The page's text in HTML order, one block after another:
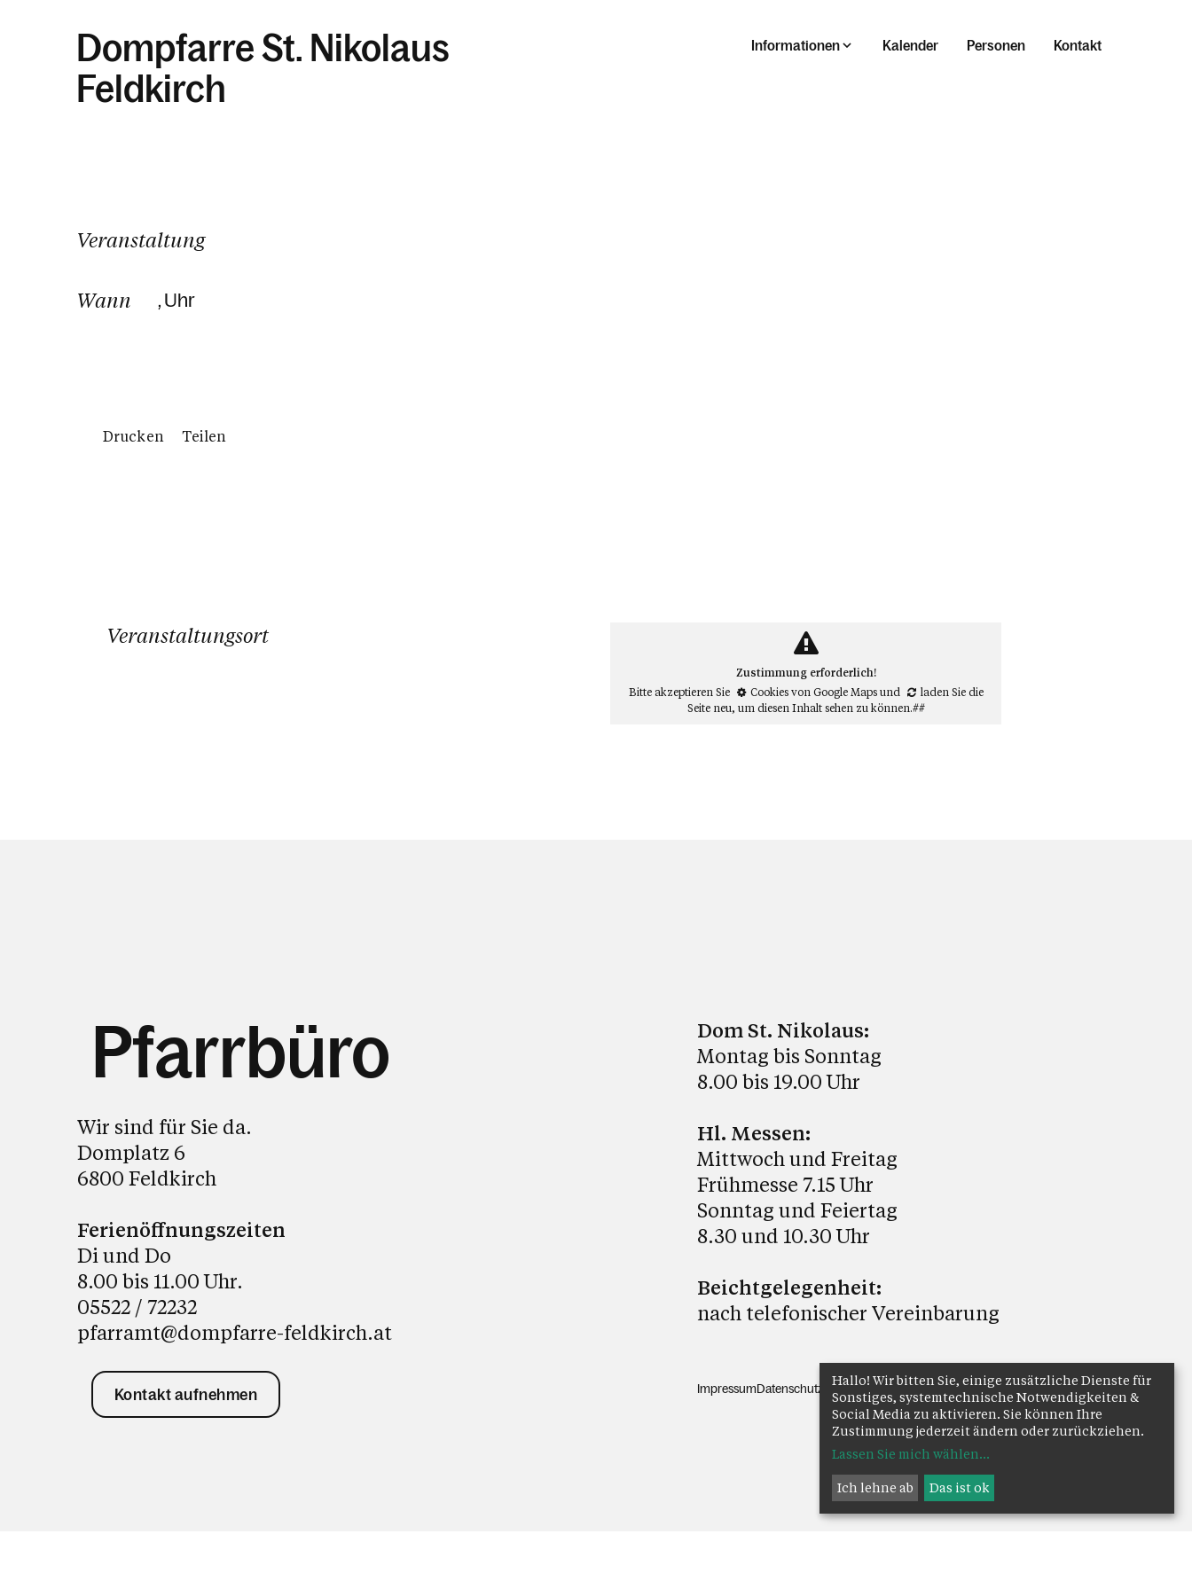
Dompfarre St. Nikolaus
Feldkirch
Informationen Kalender Personen Kontakt
Veranstaltung
Wann , Uhr
Drucken Teilen
Veranstaltungsort
Zustimmung erforderlich!
Bitte akzeptieren Sie
Cookies von Google Mapsund
laden Sie die
Seite neu, um diesen Inhalt sehen zu können.##
Pfarrbüro
Wir sind für Sie da.
Domplatz 6
6800 Feldkirch
Ferienöffnungszeiten
Di und Do
8.00 bis 11.00 Uhr.
05522 / 72232
pfarramt@dompfarre-feldkirch.at
Kontakt aufnehmen
Dom St. Nikolaus:
Montag bis Sonntag
8.00 bis 19.00 Uhr
Hl. Messen:
Mittwoch und Freitag
Frühmesse 7.15 Uhr
Sonntag und Feiertag
8.30 und 10.30 Uhr
Beichtgelegenheit:
nach telefonischer Vereinbarung
ImpressumDatenschutz Anmelden
Hallo! Wir bitten Sie, einige zusätzliche Dienste für
Sonstiges, systemtechnische Notwendigkeiten &
Social Media zu aktivieren. Sie können Ihre
Zustimmung jederzeit ändern oder zurückziehen.
Lassen Sie mich wählen...
Ich lehne ab Das ist ok